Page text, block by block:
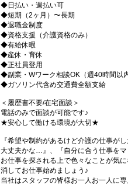
◆日払い・週払い可
◆短期（2ヶ月）〜長期
◆退職金制度
◆資格支援（介護資格のみ）
◆有給休暇
◆産休・育休
◆正社員登用
◆副業・Wワーク相談OK（週40時間以内
◆ガソリン代含め交通費全額支給
＜履歴書不要/在宅面談＞
電話のみで面談が可能です♪
★安心して働ける環境が大切★
『希望や制約があるけど介護の仕事
大丈夫かな…』、『自分に合う仕事をマ
お仕事を探される上で色々なことが気
消してお仕事始めましょう♪
当社はスタッフの皆様お一人お一人に